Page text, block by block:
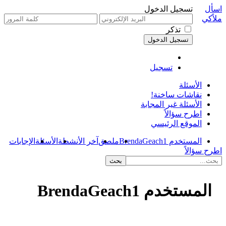
تسجيل الدخول
تذكر
تسجيل
اسأل
ملاًكي
الأسئلة
نقاشات ساخنة!
الأسئلة غير المجابة
اطرح سؤالاً
الموقع الرئيسي
المستخدم BrendaGeach1 ملصق آخر الأنشطة الأسئلة الإجابات
اطرح سؤالاً
المستخدم BrendaGeach1